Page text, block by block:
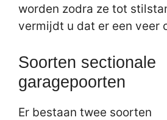
worden zodra ze tot
vermijdt u dat er een veer
Soorten sectionale
garagepoorten
Er bestaan twee soorten